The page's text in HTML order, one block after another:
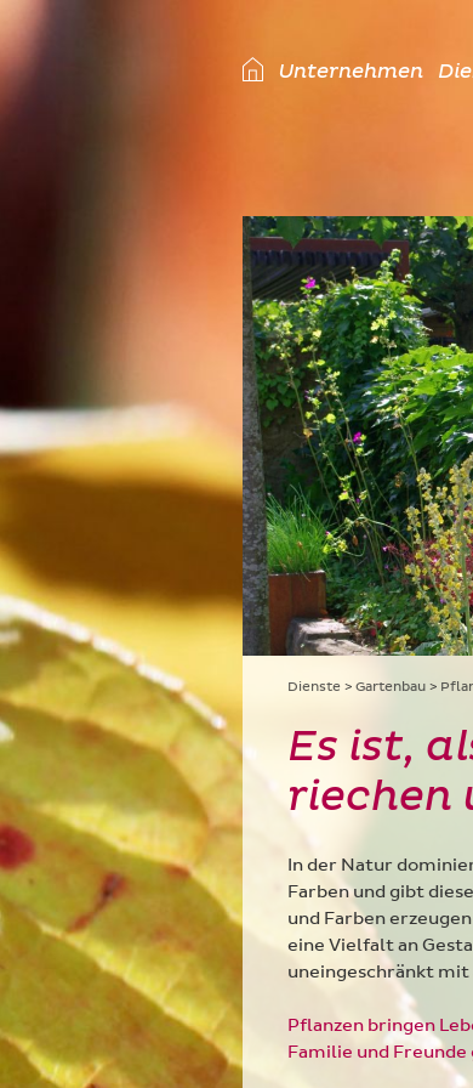
Unternehmen
Dienste Gartenbau
Es ist,
riechen
In der Natur
Farben und gibt
und Farben
eine Vielfalt an
uneingeschränkt mit
Pflanzen bringen
Familie und